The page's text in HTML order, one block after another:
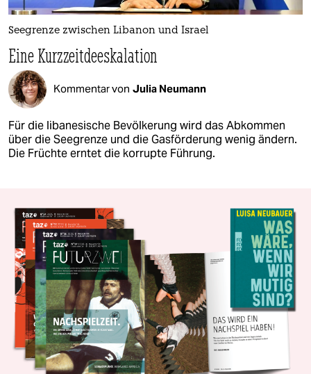
Seegrenze zwischen Libanon und Israel
Eine Kurzzeitdeeskalation
Kommentar von Julia Neumann
Für die libanesische Bevölkerung wird das Abkommen
über die Seegrenze und die Gasförderung wenig ändern.
Die Früchte erntet die korrupte Führung.